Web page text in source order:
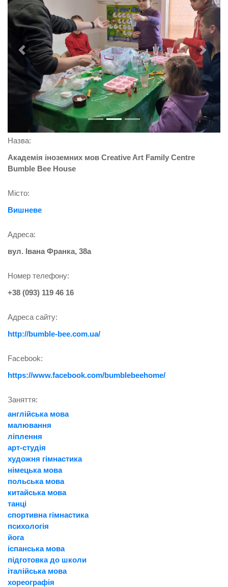
Previous Next
Назва:
Академія іноземних мов Creative Art Family Centre
Bumble Bee House
Місто:
Вишневе
Адреса:
вул. Івана Франка, 38а
Номер телефону:
+38 (093) 119 46 16
Адреса сайту:
http://bumble-bee.com.ua/
Facebook:
https://www.facebook.com/bumblebeehome/
Заняття:
англійська мова
малювання
ліплення
арт-студія
художня гімнастика
німецька мова
польська мова
китайська мова
танці
спортивна гімнастика
психологія
йога
іспанська мова
підготовка до школи
італійська мова
хореографія